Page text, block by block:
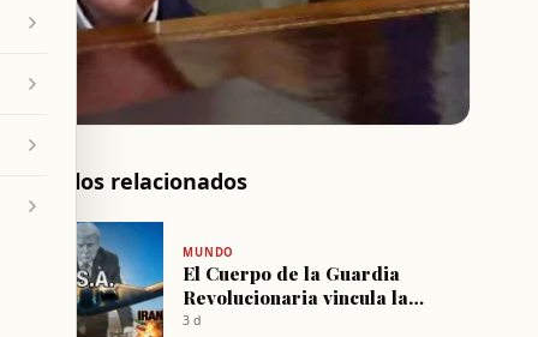
Artículos relacionados
MUNDO
El Cuerpo de la Guardia
Revolucionaria vincula la
reapertura temporal del
3 d